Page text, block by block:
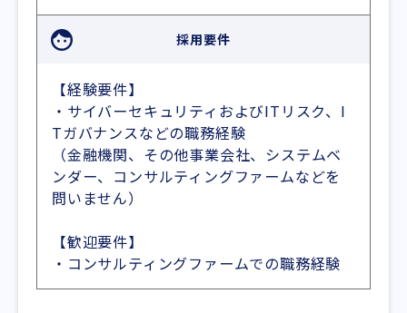
採用要件
【経験要件】
・サイバーセキュリティおよびITリスク、I
Tガバナンスなどの職務経験
（金融機関、その他事業会社、システムベ
ンダー、コンサルティングファームなどを
問いません）
【歓迎要件】
・コンサルティングファームでの職務経験